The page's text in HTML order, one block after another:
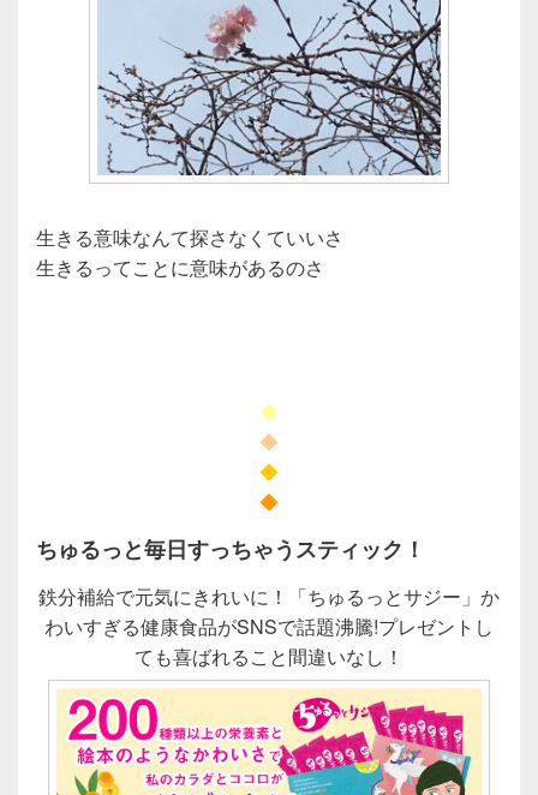
生きる意味なんて探さなくていいさ
生きるってことに意味があるのさ
◆
◆
◆
◆
ちゅるっと毎日すっちゃうスティック！
鉄分補給で元気にきれいに！「ちゅるっとサジー」か
わいすぎる健康食品がSNSで話題沸騰!プレゼントし
ても喜ばれること間違いなし！